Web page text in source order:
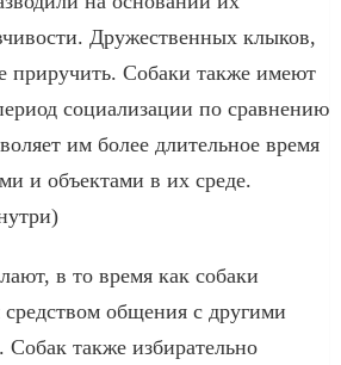
Дружественных клыков,
приручить. Собаки также имеют
социализации по сравнению
им более длительное время
и объектами в их среде.
в то время как собаки
общения с другими
также избирательно